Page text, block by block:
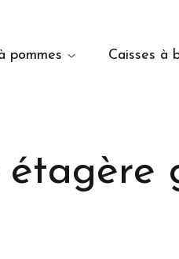
pommes Caisses à
étagère